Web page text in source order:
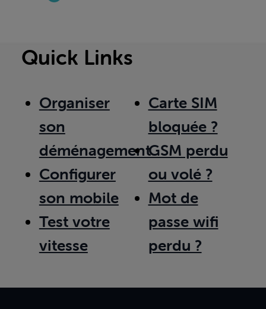
Quick Links
Organiser
son
déménagement
Configurer
son mobile
Test votre
vitesse
Carte SIM
bloquée ?
GSM perdu
ou volé ?
Mot de
passe wifi
perdu ?